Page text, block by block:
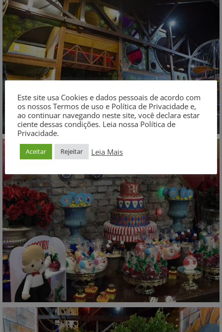
Este site usa Cookies e dados pessoais de acordo com
os nossos Termos de uso e Política de Privacidade e,
ao continuar navegando neste site, você declara estar
ciente dessas condições. Leia nossa Política de
Privacidade.
Aceitar Rejeitar Leia Mais